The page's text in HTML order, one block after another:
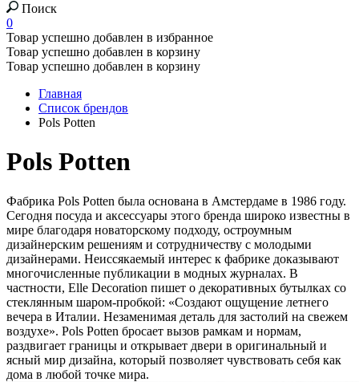
Поиск
0
Товар успешно добавлен в избранное
Товар успешно добавлен в корзину
Товар успешно добавлен в корзину
Главная
Список брендов
Pols Potten
Pols Potten
Фабрика Pols Potten была основана в Амстердаме в 1986 году.
Сегодня посуда и аксессуары этого бренда широко известны в
мире благодаря новаторскому подходу, остроумным
дизайнерским решениям и сотрудничеству с молодыми
дизайнерами. Неиссякаемый интерес к фабрике доказывают
многочисленные публикации в модных журналах. В
частности, Elle Decoration пишет о декоративных бутылках со
стеклянным шаром-пробкой: «Создают ощущение летнего
вечера в Италии. Незаменимая деталь для застолий на свежем
воздухе». Pols Potten бросает вызов рамкам и нормам,
раздвигает границы и открывает двери в оригинальный и
ясный мир дизайна, который позволяет чувствовать себя как
дома в любой точке мира.